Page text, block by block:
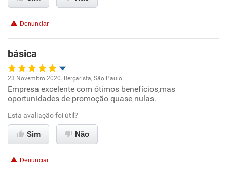
Denunciar
básica
Oportunidade de promoção
Ambiente de trabalho
Conciliação com a vida familiar
23 Novembro 2020. Berçarista, São Paulo
Empresa excelente com ótimos benefícios,mas
oportunidades de promoção quase nulas.
Esta avaliação foi útil?
Sim Não
Denunciar